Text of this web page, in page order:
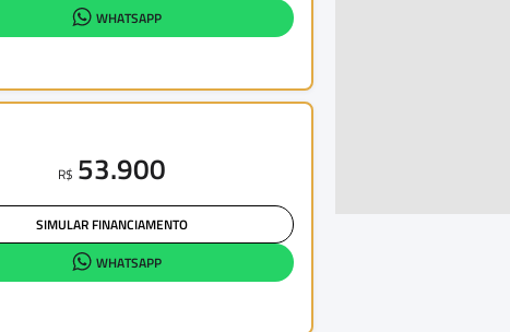
WHATSAPP
R$ 53.900
SIMULAR FINANCIAMENTO
WHATSAPP